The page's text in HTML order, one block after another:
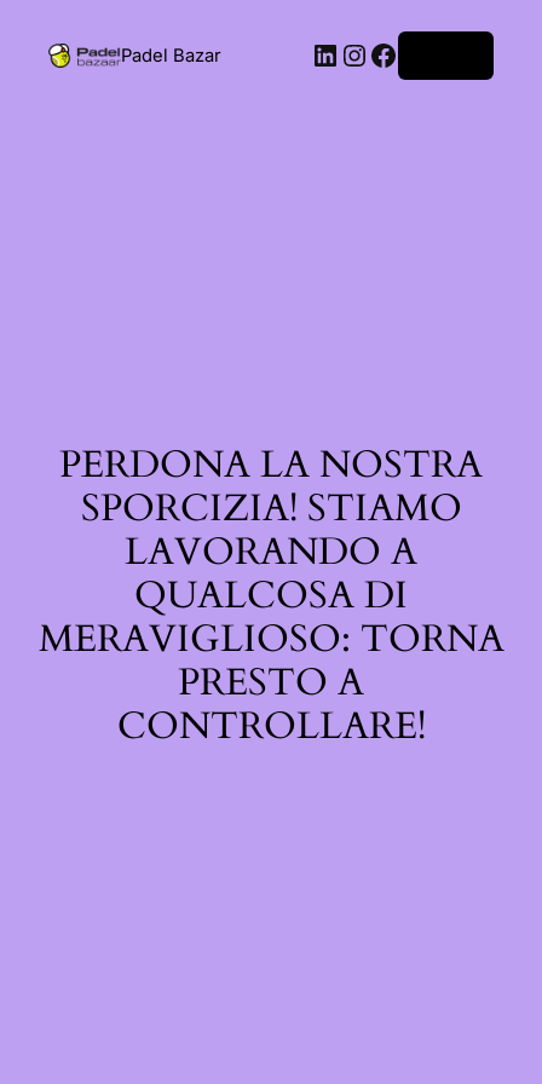
Padel Bazar
PERDONA LA NOSTRA
SPORCIZIA! STIAMO
LAVORANDO A
QUALCOSA DI
MERAVIGLIOSO: TORNA
PRESTO A
CONTROLLARE!